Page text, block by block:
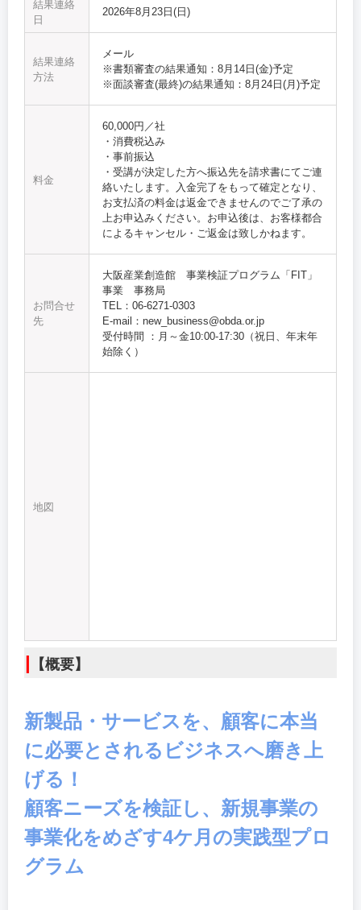
結果連絡
日
2026年8月23日(日)
結果連絡
方法
メール
※書類審査の結果通知：8月14日(金)予定
※面談審査(最終)の結果通知：8月24日(月)予定
料金
60,000円／社
・消費税込み
・事前振込
・受講が決定した方へ振込先を請求書にてご連
絡いたします。入金完了をもって確定となり、
お支払済の料金は返金できませんのでご了承の
上お申込みください。お申込後は、お客様都合
によるキャンセル・ご返金は致しかねます。
お問合せ
先
大阪産業創造館 事業検証プログラム「FIT」
事業 事務局
TEL：06-6271-0303
E-mail：new_business@obda.or.jp
受付時間 ：月～金10:00-17:30（祝日、年末年
始除く）
地図
| 【概要】
新製品・サービスを、顧客に本当
に必要とされるビジネスへ磨き上
げる！
顧客ニーズを検証し、新規事業の
事業化をめざす4ケ月の実践型プロ
グラム